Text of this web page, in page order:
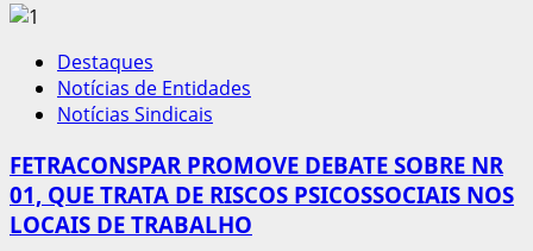
Destaques
Notícias de Entidades
Notícias Sindicais
FETRACONSPAR PROMOVE DEBATE SOBRE NR
01, QUE TRATA DE RISCOS PSICOSSOCIAIS NOS
LOCAIS DE TRABALHO